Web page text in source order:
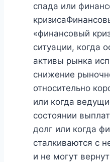
спада или
«финансовый
ситуации, когда
активы рынка
снижение
относительно
или когда
состоянии
долг или когда
сталкиваются с
и не могут